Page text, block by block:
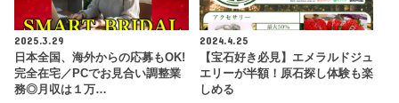
2025.3.29
日本全国、海外からの応募もOK!
完全在宅／PCでお見合い調整業
務◎月収は１万…
2024.4.25
【宝石好き必見】エメラルドジュ
エリーが半額！原石探し体験も楽
しめる